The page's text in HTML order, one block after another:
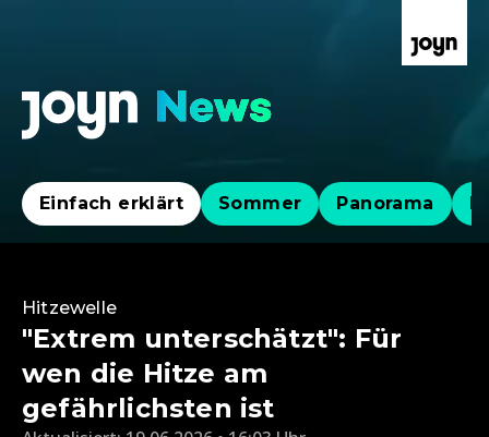
Einfach erklärt Sommer Panorama
Hitzewelle
"Extrem unterschätzt": Für
wen die Hitze am
gefährlichsten ist